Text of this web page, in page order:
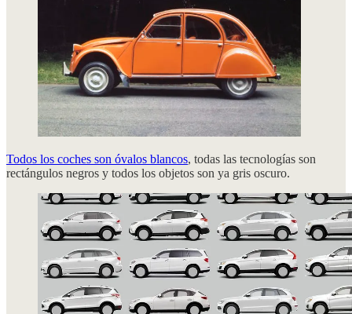
Todos los coches son óvalos blancos, todas las tecnologías son
rectángulos negros y todos los objetos son ya gris oscuro.